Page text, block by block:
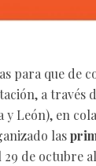
para que de
a través
y León), en
las
de octubre